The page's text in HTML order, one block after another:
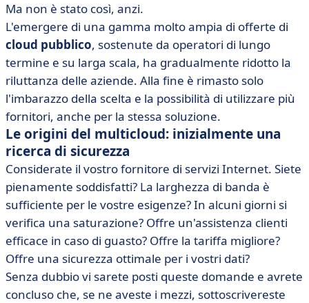
Ma non è stato così, anzi.
L'emergere di una gamma molto ampia di offerte di
cloud pubblico, sostenute da operatori di lungo
termine e su larga scala, ha gradualmente ridotto la
riluttanza delle aziende. Alla fine è rimasto solo
l'imbarazzo della scelta e la possibilità di utilizzare più
fornitori, anche per la stessa soluzione.
Le origini del multicloud: inizialmente una
ricerca di sicurezza
Considerate il vostro fornitore di servizi Internet. Siete
pienamente soddisfatti? La larghezza di banda è
sufficiente per le vostre esigenze? In alcuni giorni si
verifica una saturazione? Offre un'assistenza clienti
efficace in caso di guasto? Offre la tariffa migliore?
Offre una sicurezza ottimale per i vostri dati?
Senza dubbio vi sarete posti queste domande e avrete
concluso che, se ne aveste i mezzi, sottoscrivereste